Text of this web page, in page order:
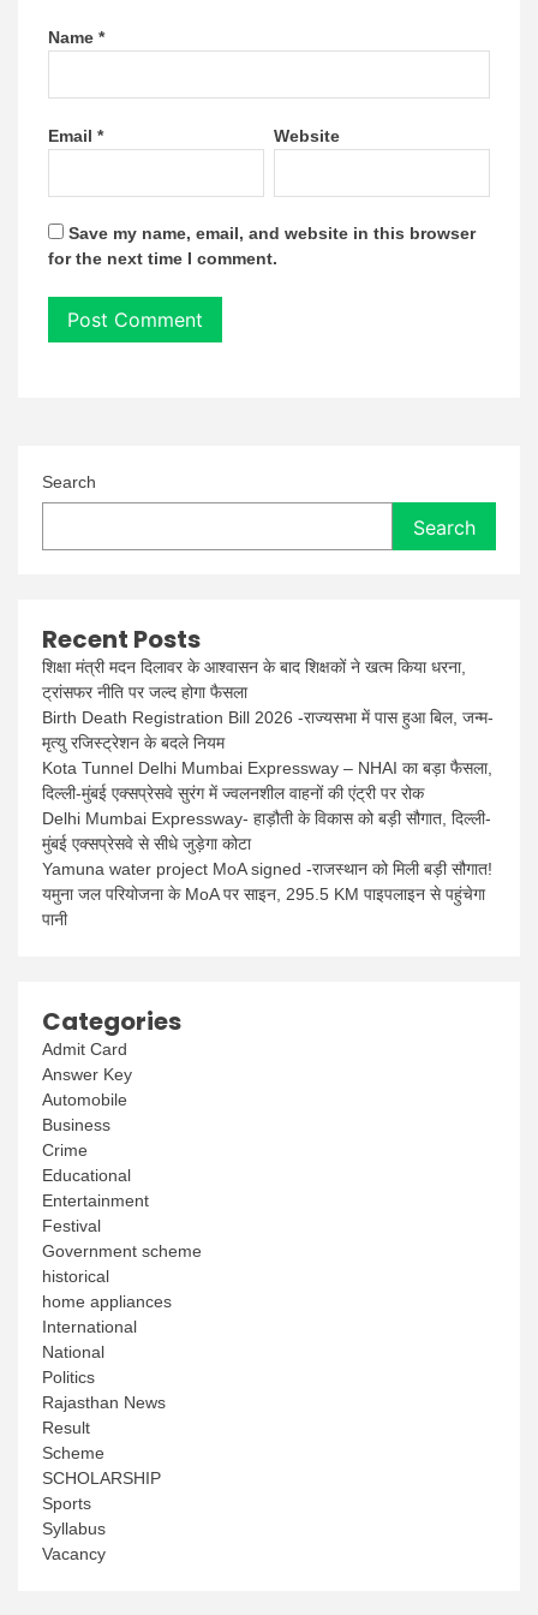
Name *
Email * Website
Save my name, email, and website in this browser
for the next time I comment.
Search
Search
Recent Posts
शिक्षा मंत्री मदन दिलावर के आश्वासन के बाद शिक्षकों ने खत्म किया धरना,
ट्रांसफर नीति पर जल्द होगा फैसला
Birth Death Registration Bill 2026 -राज्यसभा में पास हुआ बिल, जन्म-
मृत्यु रजिस्ट्रेशन के बदले नियम
Kota Tunnel Delhi Mumbai Expressway – NHAI का बड़ा फैसला,
दिल्ली-मुंबई एक्सप्रेसवे सुरंग में ज्वलनशील वाहनों की एंट्री पर रोक
Delhi Mumbai Expressway- हाड़ौती के विकास को बड़ी सौगात, दिल्ली-
मुंबई एक्सप्रेसवे से सीधे जुड़ेगा कोटा
Yamuna water project MoA signed -राजस्थान को मिली बड़ी सौगात!
यमुना जल परियोजना के MoA पर साइन, 295.5 KM पाइपलाइन से पहुंचेगा
पानी
Categories
Admit Card
Answer Key
Automobile
Business
Crime
Educational
Entertainment
Festival
Government scheme
historical
home appliances
International
National
Politics
Rajasthan News
Result
Scheme
SCHOLARSHIP
Sports
Syllabus
Vacancy